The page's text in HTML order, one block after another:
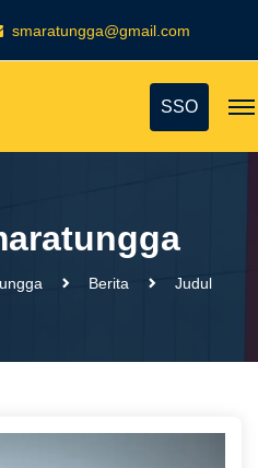
smaratungga@gmail.com
SSO
Berita Judul